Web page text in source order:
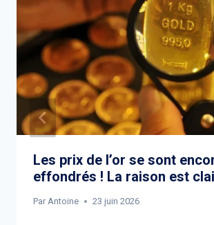
Les prix de l’or se sont
effondrés ! La raison est
Par Antoine 23 juin 2026